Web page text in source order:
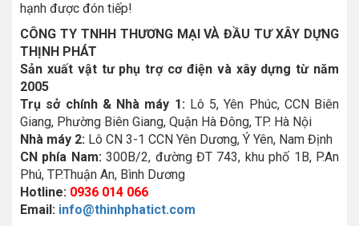
hạnh được đón tiếp!
CÔNG TY TNHH THƯƠNG MẠI VÀ ĐẦU TƯ XÂY DỰNG
THỊNH PHÁT
Sản xuất vật tư phụ trợ cơ điện và xây dựng từ năm
2005
Trụ sở chính & Nhà máy 1: Lô 5, Yên Phúc, CCN Biên
Giang, Phường Biên Giang, Quận Hà Đông, TP. Hà Nội
Nhà máy 2: Lô CN 3-1 CCN Yên Dương, Ý Yên, Nam Định
CN phía Nam:300B/2, đường ĐT 743, khu phố 1B, P.An
Phú, TP.Thuận An, Bình Dương
Hotline: 0936 014 066
Email: info@thinhphatict.com